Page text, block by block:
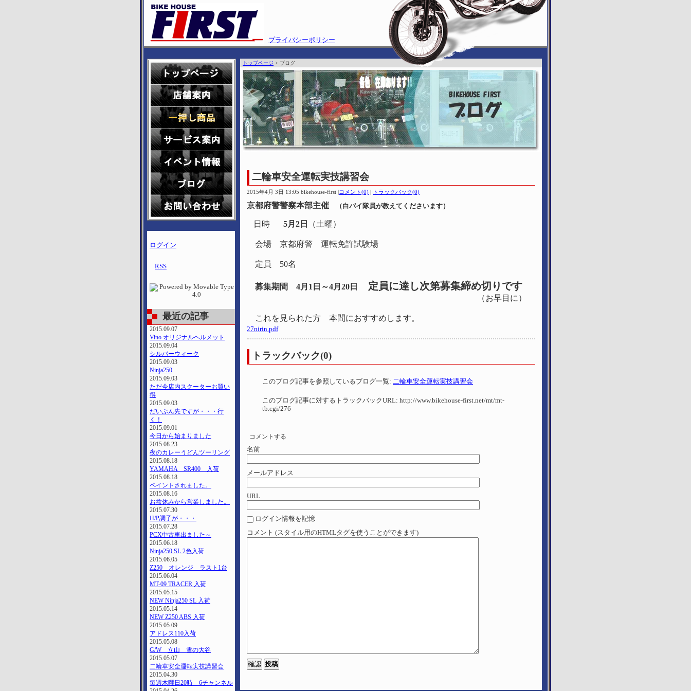
プライバシーポリシー
ログイン
RSS
最近の記事
2015.09.07
Vino オリジナルヘルメット
2015.09.04
シルバーウィーク
2015.09.03
Ninja250
2015.09.03
ただ今店内スクーターお買い
得
2015.09.03
だいぶん先ですが・・・行
く！
2015.09.01
今日から始まりました
2015.08.23
夜のカレーうどんツーリング
2015.08.18
YAMAHA SR400 入荷
2015.08.18
ペイントされました。
2015.08.16
お盆休みから営業しました。
2015.07.30
H/P調子が・・・
2015.07.28
PCX中古車出ました～
2015.06.18
Ninja250 SL 2色入荷
2015.06.05
Z250 オレンジ ラスト1台
2015.06.04
MT-09 TRACER 入荷
2015.05.15
NEW Ninja250 SL 入荷
2015.05.14
NEW Z250 ABS 入荷
2015.05.09
アドレス110入荷
2015.05.08
G/W 立山 雪の大谷
2015.05.07
二輪車安全運転実技講習会
2015.04.30
毎週木曜日20時 6チャンネル
トップページ > ブログ
二輪車安全運転実技講習会
2015年4月 3日 13:05 bikehouse-first |コメント(0) | トラックバック(0)
京都府警警察本部主催 （白バイ隊員が教えてくださいます）
日時 5月2日 （土曜）
会場 京都府警 運転免許試験場
定員 50名
募集期間 4月1日～4月20日 定員に達し次第募集締め切りです
（お早目に）
これを見られた方 本間におすすめします。
27nirin.pdf
トラックバック(0)
このブログ記事を参照しているブログ一覧: 二輪車安全運転実技講習会
このブログ記事に対するトラックバックURL: http://www.bikehouse-first.net/mt/mt-
tb.cgi/276
コメントする
名前
メールアドレス
URL
ログイン情報を記憶
コメント (スタイル用のHTMLタグを使うことができます)